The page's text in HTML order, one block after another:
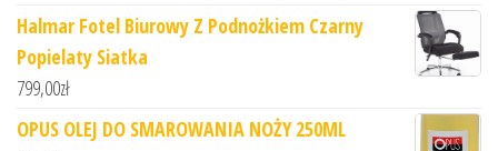
Halmar Fotel Biurowy Z Podnożkiem Czarny
Popielaty Siatka
799,00zł
OPUS OLEJ DO SMAROWANIA NOŻY 250ML